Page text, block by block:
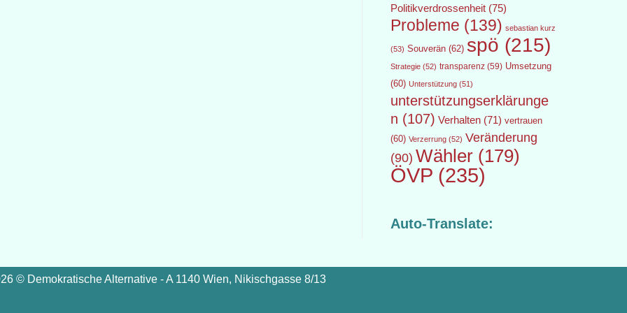
Politikverdrossenheit(75)
Probleme (139) sebastian kurz
(53) Souverän(62) spö (215)
Strategie(52) transparenz(59) Umsetzung
(60) Unterstützung(51)
unterstützungserklärunge
n (107) Verhalten(71) vertrauen
(60) Verzerrung(52) Veränderung
(90) Wähler(179)
ÖVP(235)
Auto-Translate:
© Demokratische Alternative - A 1140 Wien, Nikischgasse 8/13